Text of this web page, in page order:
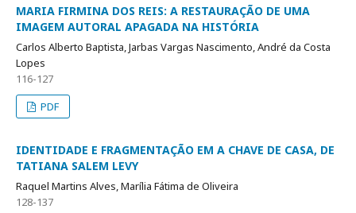
MARIA FIRMINA DOS REIS: A RESTAURAÇÃO DE UMA
IMAGEM AUTORAL APAGADA NA HISTÓRIA
Carlos Alberto Baptista, Jarbas Vargas Nascimento, André da Costa
Lopes
116-127
PDF
IDENTIDADE E FRAGMENTAÇÃO EM A CHAVE DE CASA, DE
TATIANA SALEM LEVY
Raquel Martins Alves, Marília Fátima de Oliveira
128-137